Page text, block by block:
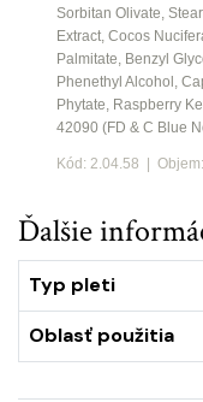
Sorbitan Olivate,
Extract, Cocos
Palmitate, Benzyl
Phenethyl Alcohol,
Phytate, Raspberry
42090 (FD & C Blue
Kód: 2.04.58 |
Ďalšie
Typ pleti
Oblasť použitia